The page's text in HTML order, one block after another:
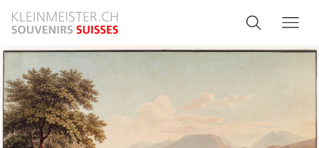
zum
Search
and
menu
Suche